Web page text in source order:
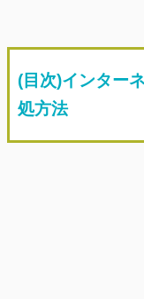
(目次)インター
処方法